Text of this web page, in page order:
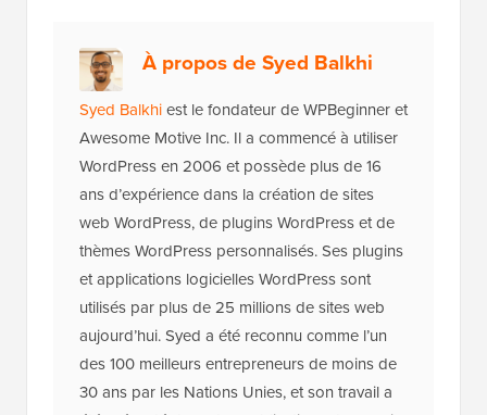
À propos de Syed Balkhi
Syed Balkhiest le fondateur de WPBeginner et
Awesome Motive Inc. Il a commencé à utiliser
WordPress en 2006 et possède plus de 16
ans d’expérience dans la création de sites
web WordPress, de plugins WordPress et de
thèmes WordPress personnalisés. Ses plugins
et applications logicielles WordPress sont
utilisés par plus de 25 millions de sites web
aujourd’hui. Syed a été reconnu comme l’un
des 100 meilleurs entrepreneurs de moins de
30 ans par les Nations Unies, et son travail a